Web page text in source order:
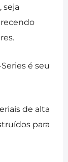
seja
é seu
de alta
para